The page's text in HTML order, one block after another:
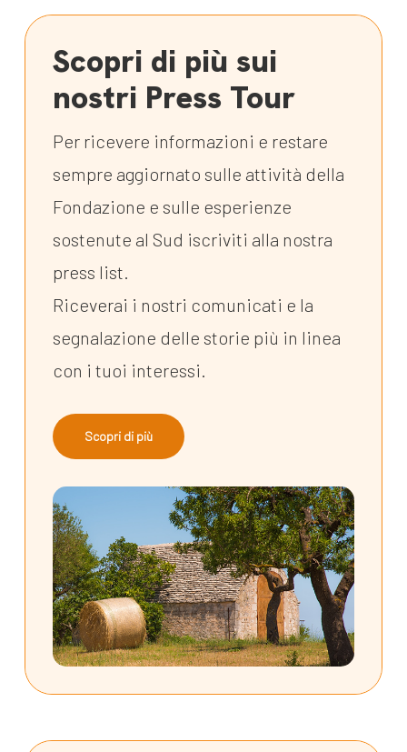
Scopri di più sui
nostri Press Tour
Per ricevere informazioni e restare
sempre aggiornato sulle attività della
Fondazione e sulle esperienze
sostenute al Sud iscriviti alla nostra
press list.
Riceverai i nostri comunicati e la
segnalazione delle storie più in linea
con i tuoi interessi.
Scopri di più